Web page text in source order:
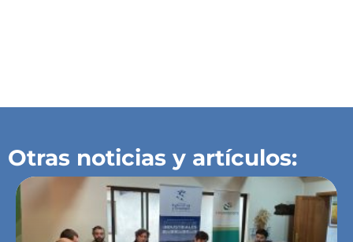
Otras noticias y artículos: